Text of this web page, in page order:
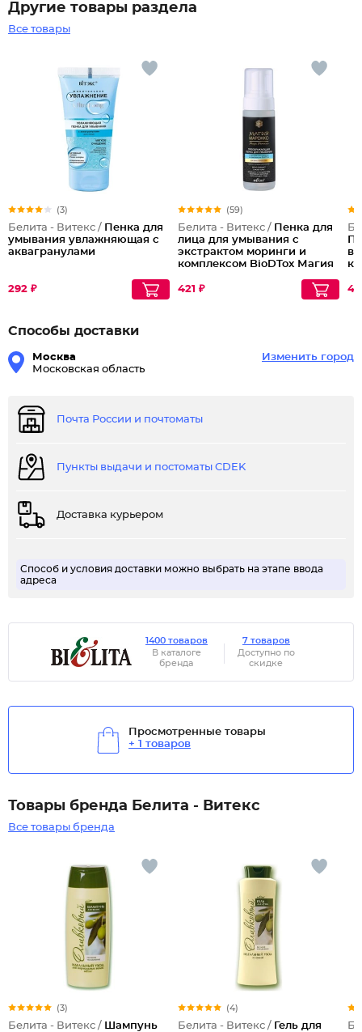
Другие товары раздела
Все товары
(3)
Белита - Витекс / Пенка для
умывания увлажняющая с
аквагранулами
292 ₽
(59)
Белита - Витекс / Пенка для
лица для умывания с
экстрактом моринги и
комплексом BioDTox Магия
421 ₽
Способы доставки
Москва
Московская область
Изменить город
Почта России и почтоматы
Пункты выдачи и постоматы CDEK
Доставка курьером
Способ и условия доставки можно выбрать на этапе ввода
адреса
1400 товаров
В каталоге
бренда
7 товаров
Доступно по
скидке
Просмотренные товары
+ 1 товаров
Товары бренда Белита - Витекс
Все товары бренда
(3)
Белита - Витекс / Шампунь
(4)
Белита - Витекс / Гель для